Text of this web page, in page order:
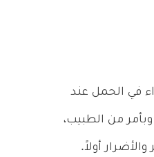
في الحمل عند
من الطبيب،
أولاً.